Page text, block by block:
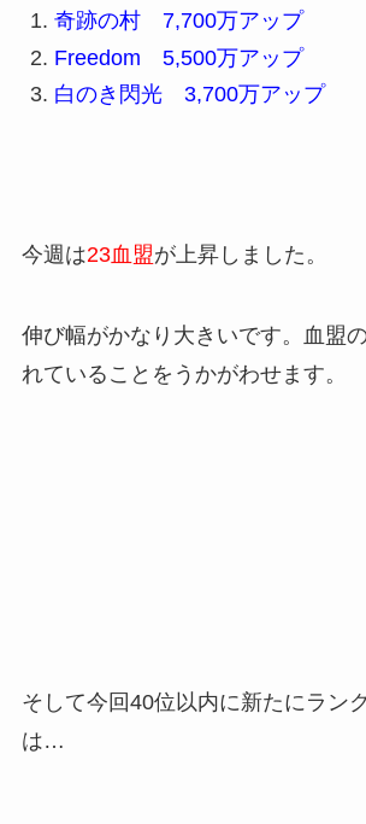
奇跡の村 7,700万アップ
Freedom 5,500万アップ
白のき閃光 3,700万アップ
今週は23血盟が上昇しました。
伸び幅がかなり大きいです。血盟
れていることをうかがわせます。
そして今回40位以内に新たにラン
は…